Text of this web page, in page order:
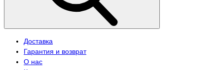
Доставка
Гарантия и возврат
О нас